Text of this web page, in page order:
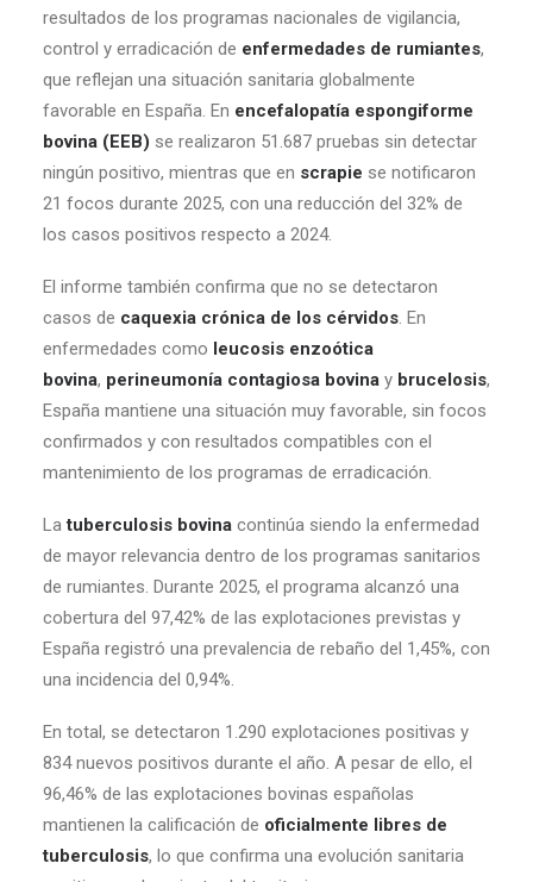
resultados de los programas nacionales de vigilancia,
control y erradicación de enfermedades de rumiantes,
que reflejan una situación sanitaria globalmente
favorable en España. En encefalopatía espongiforme
bovina (EEB) se realizaron 51.687 pruebas sin detectar
ningún positivo, mientras que en scrapie se notificaron
21 focos durante 2025, con una reducción del 32% de
los casos positivos respecto a 2024.
El informe también confirma que no se detectaron
casos de caquexia crónica de los cérvidos. En
enfermedades como leucosis enzoótica
bovina, perineumonía contagiosa bovina y brucelosis,
España mantiene una situación muy favorable, sin focos
confirmados y con resultados compatibles con el
mantenimiento de los programas de erradicación.
Latuberculosis bovina continúa siendo la enfermedad
de mayor relevancia dentro de los programas sanitarios
de rumiantes. Durante 2025, el programa alcanzó una
cobertura del 97,42% de las explotaciones previstas y
España registró una prevalencia de rebaño del 1,45%, con
una incidencia del 0,94%.
En total, se detectaron 1.290 explotaciones positivas y
834 nuevos positivos durante el año. A pesar de ello, el
96,46% de las explotaciones bovinas españolas
mantienen la calificación de oficialmente libres de
tuberculosis, lo que confirma una evolución sanitaria